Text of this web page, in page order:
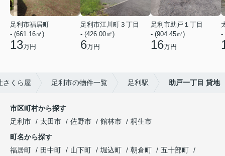
足利市福居町
- (661.16㎡)
13万円
足利市江川町３丁目
- (426.00㎡)
6万円
足利市助戸１丁目
- (904.45㎡)
16万円
-
さくら屋 足利市の物件一覧 足利駅 助戸一丁目 貸地
市区町村から探す
足利市
太田市 佐野市 館林市
桐生市
町名から探す
福居町
田中町 山下町 堀込町 朝倉町
五十部町